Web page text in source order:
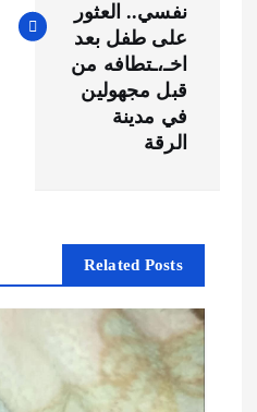
نفسي.. العثور
على طفل بعد
اخـ،ـتطافه من
قبل مجهولين
في مدينة
الرقة
Related Posts